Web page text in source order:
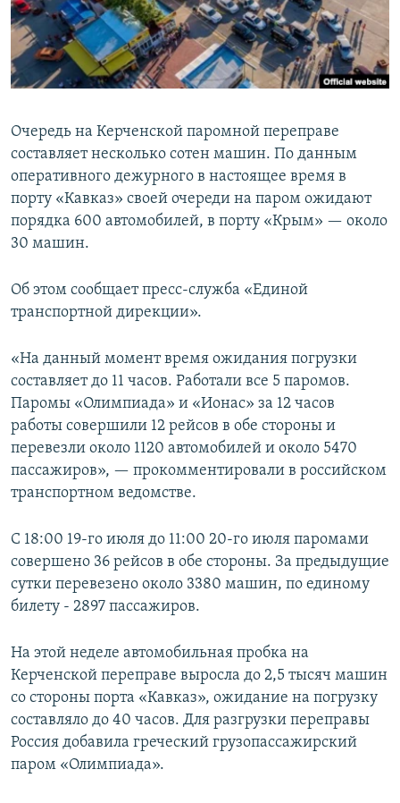
ПОБЕДИТЕЛЕЙ НЕ СУДЯТ?
КРЫМ.НЕПОКОРЕННЫЙ
ELIFBE
ПРИСОЕДИНЯЙТЕСЬ!
Все сайты RFE/RL
Очередь на Керченской паромной переправе
составляет несколько сотен машин. По данным
оперативного дежурного в настоящее время в
порту «Кавказ» своей очереди на паром ожидают
порядка 600 автомобилей, в порту «Крым» — около
30 машин.
Об этом сообщает пресс-служба «Единой
транспортной дирекции».
«На данный момент время ожидания погрузки
составляет до 11 часов. Работали все 5 паромов.
Паромы «Олимпиада» и «Ионас» за 12 часов
работы совершили 12 рейсов в обе стороны и
перевезли около 1120 автомобилей и около 5470
пассажиров», — прокомментировали в российском
транспортном ведомстве.
С 18:00 19-го июля до 11:00 20-го июля паромами
совершено 36 рейсов в обе стороны. За предыдущие
сутки перевезено около 3380 машин, по единому
билету ‑ 2897 пассажиров.
На этой неделе автомобильная пробка на
Керченской переправе выросла до 2,5 тысяч машин
со стороны порта «Кавказ», ожидание на погрузку
составляло до 40 часов. Для разгрузки переправы
Россия добавила греческий грузопассажирский
паром «Олимпиада».